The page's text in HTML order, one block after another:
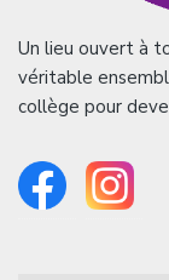
Un lieu ouvert à
véritable
collège pour